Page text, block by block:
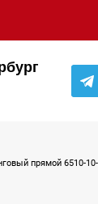
прямой 6510-